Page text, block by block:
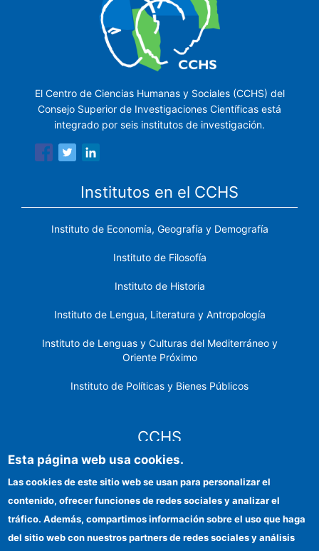
El Centro de Ciencias Humanas y Sociales (CCHS) del
Consejo Superior de Investigaciones Científicas está
integrado por seis institutos de investigación.
Institutos en el CCHS
Instituto de Economía, Geografía y Demografía
Instituto de Filosofía
Instituto de Historia
Instituto de Lengua, Literatura y Antropología
Instituto de Lenguas y Culturas del Mediterráneo y
Oriente Próximo
Instituto de Políticas y Bienes Públicos
CCHS
Identidad institucional
Esta página web usa cookies.
Las cookies de este sitio web se usan para personalizar el
contenido, ofrecer funciones de redes sociales y analizar el
tráfico. Además, compartimos información sobre el uso que haga
del sitio web con nuestros partners de redes sociales y análisis